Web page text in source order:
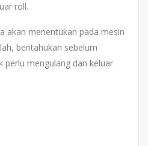
roll.
akan menentukan pada mesin
beritahukan sebelum
perlu mengulang dan keluar